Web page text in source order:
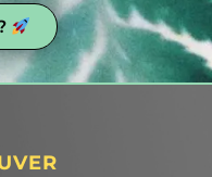
beaucoup
chaleur, je peux
travail, et
en temps